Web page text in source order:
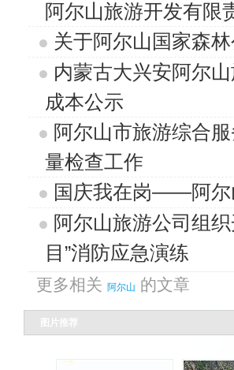
阿尔山旅游开发有限
关于阿尔山国家森
内蒙古大兴安阿尔
成本公示
阿尔山市旅游综合
量检查工作
国庆我在岗——阿尔
阿尔山旅游公司组
目”消防应急演练
更多相关 阿尔山 的文章
图片推荐